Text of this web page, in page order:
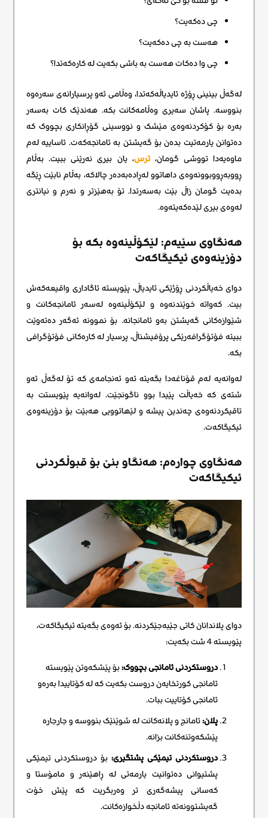
چی دەکەیت؟
هەست بە چی دەکەیت؟
چی وا دەکات هەست بە باشی بکەیت لە کارەکەتدا؟
لەگەڵ بینینی ڕۆژە ئایدیاڵەکەتدا، وەڵامی ئەو پرسیارانەی سەرەوە
بنووسە. پاشان سەیری وەڵامەکانت بکە. هەندێک کات بەسەر
بەرە بۆ کۆکردنەوەی مێشک و نووسینی گۆڕانکاری بچووک کە
دەتوانن یارمەتیت بدەن بۆ گەیشتن بە ئامانجەکەت. ئاساییە لەم
ماوەیەدا تووشی گومان،ترس، یان بیری نەرێنی ببیت. بەڵام
ڕووبەڕووبوونەوەی داهاتوو لەڕادەبەدەر چالاکە، بەڵام نابێت ڕێگە
بدەیت گومان زاڵ بێت بەسەرتدا. تۆ بەهێزتر و نەرم و نیانتری
لەوەی بیری لێدەکەیتەوە.
هەنگاوی سێیەم: لێکۆڵینەوە بکە بۆ
دۆزینەوەی ئیکیگاکەت
دوای خەیاڵکردنی ڕۆژێکی ئایدیاڵ، پێویستە ئاگاداری واقیعەکەش
بیت. کەواتە خوێندنەوە و لێکۆڵینەوە لەسەر ئامانجەکانت و
شێوازەکانی گەیشتن بەو ئامانجانە. بۆ نموونە ئەگەر دەتەوێت
ببیتە فۆتۆگرافەرێکی پرۆفیشناڵ، پرسیار لە کارەکانی فۆتۆگرافی
بکە.
لەوانەیە لەم قۆناغەدا بگەیتە ئەو ئەنجامەی کە تۆ لەگەڵ ئەو
شتەی کە خەیاڵت پێیدا بوو ناگونجێت. لەوانەیە پێویستت بە
تاقیکردنەوەی چەندین پیشە و لێهاتوویی هەبێت بۆ دۆزینەوەی
ئیکیگاکەت.
هەنگاوی چوارەم: هەنگاو بنێ بۆ قبوڵکردنی
ئیکیگاکەت
دوای پلاندانان کاتی جێبەجێکردنە. بۆ ئەوەی بگەیتە ئیکیگاکەت،
پێویستە 4 شت بکەیت:
دروستکردنی ئامانجی بچووک:بۆ پێشکەوتن پێویستە
ئامانجی کورتخایەن دروست بکەیت کە لە کۆتاییدا بەرەو
ئامانجی کۆتاییت ببات.
پلان:ئامانج و پلانەکانت لە شوێنێک بنووسە و جارجارە
پێشکەوتنەکانت بزانە.
دروستکردنی تیمێکی پشتگیری: بۆ دروستکردنی تیمێکی
پشتیوانی دەتوانیت یارمەتی لە ڕاهێنەر و مامۆستا و
کەسانی پیشەگەری تر وەربگریت کە پێش خۆت
گەیشتوونەتە ئامانجە دڵخوازەکانت.